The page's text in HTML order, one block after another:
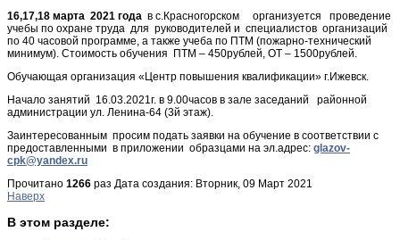
16,17,18 марта 2021 года в с.Красногорском организуется проведение
учебы по охране труда для руководителей и специалистов организаций
по 40 часовой программе, а также учеба по ПТМ (пожарно-технический
минимум). Стоимость обучения ПТМ – 450рублей, ОТ – 1500рублей.
Обучающая организация «Центр повышения квалификации» г.Ижевск.
Начало занятий 16.03.2021г. в 9.00часов в зале заседаний районной
администрации ул. Ленина-64 (3й этаж).
Заинтересованным просим подать заявки на обучение в соответствии с
предоставленными в приложении образцами на эл.адрес: glazov-
cpk@yandex.ru
Прочитано 1266 раз Дата создания: Вторник, 09 Март 2021
Наверх
В этом разделе: